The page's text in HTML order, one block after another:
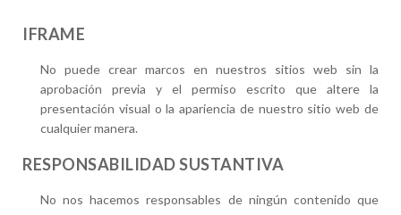
IFRAME
No puede crear marcos en nuestros sitios web sin la
aprobación previa y el permiso escrito que altere la
presentación visual o la apariencia de nuestro sitio web de
cualquier manera.
RESPONSABILIDAD SUSTANTIVA
No nos hacemos responsables de ningún contenido que